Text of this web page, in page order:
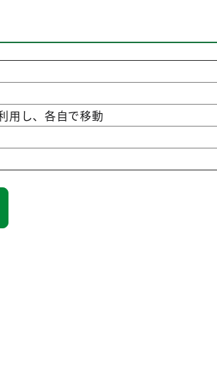
用し、各自で移動